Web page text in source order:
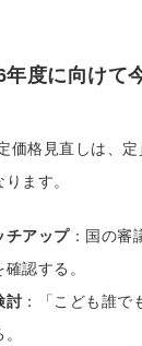
年度に向けて
価格見直しは、
ます。
チアップ：国の審
認する。
討 ：「こども誰で